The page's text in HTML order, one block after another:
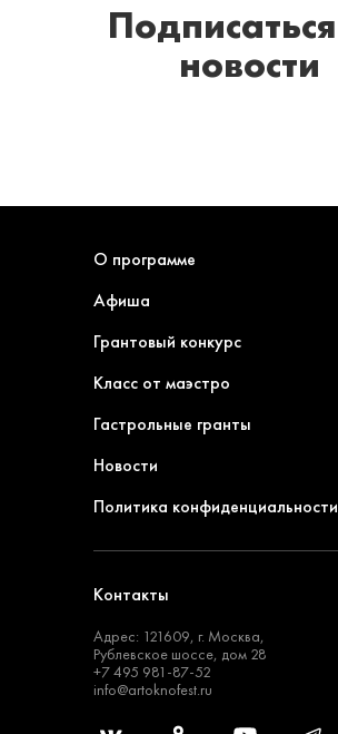
Подписаться
новости
О программе
Афиша
Грантовый конкурс
Класс от маэстро
Гастрольные гранты
Новости
Политика конфиденциальности
Контакты
Адрес: 121609, г. Москва,
Рублевское шоссе, дом 28
+7 495 981-87-52
info@artoknofest.ru